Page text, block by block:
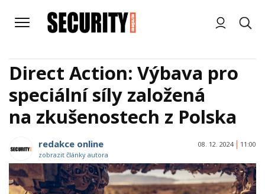
Direct Action: Výbava pro
speciální síly založená
na zkušenostech z Polska
redakce online
zobrazit články autora
08. 12. 2024 11:00